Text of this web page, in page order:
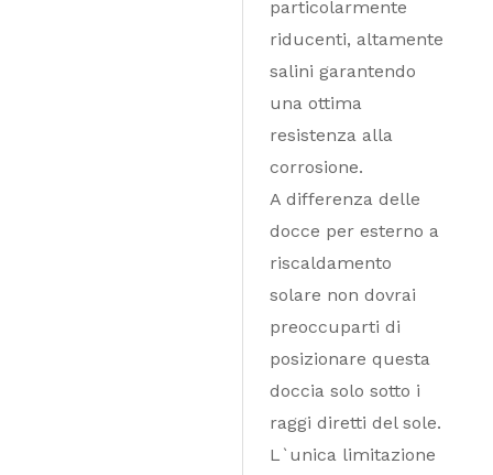
particolarmente
riducenti, altamente
salini garantendo
una ottima
resistenza alla
corrosione.
A differenza delle
docce per esterno a
riscaldamento
solare non dovrai
preoccuparti di
posizionare questa
doccia solo sotto i
raggi diretti del sole.
L`unica limitazione